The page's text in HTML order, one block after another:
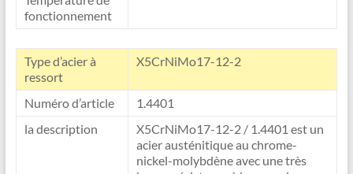
fonctionnement
Type d’acier à
ressort
X5CrNiMo17-12-2
Numéro d’article
1.4401
la description
X5CrNiMo17-12-2 / 1.4401 est un
acier austénitique au chrome-
nickel-molybdène avec une très